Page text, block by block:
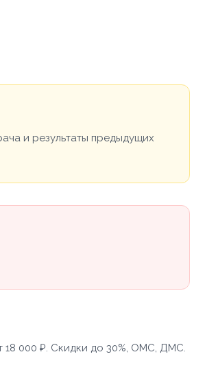
и результаты предыдущих
18 000 ₽. Скидки до 30%, ОМС, ДМС.